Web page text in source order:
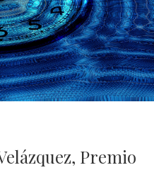
Premio